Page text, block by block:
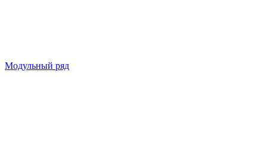
Модульный ряд